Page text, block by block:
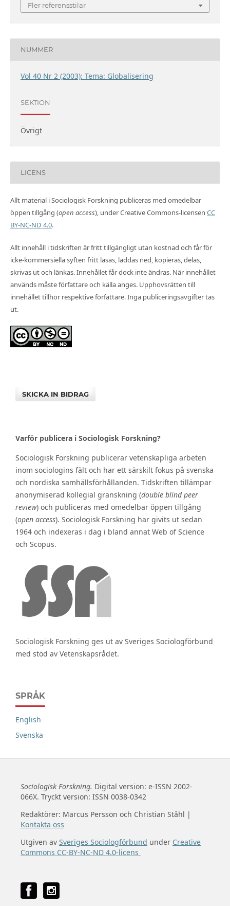
Fler referensstilar
NUMMER
Vol 40 Nr 2 (2003): Tema: Globalisering
SEKTION
Övrigt
LICENS
Allt material i Sociologisk Forskning publiceras med omedelbar
öppen tillgång (open access), under Creative Commons-licensen CC
BY-NC-ND 4.0.
Allt innehåll i tidskriften är fritt tillgängligt utan kostnad och får för
icke-kommersiella syften fritt läsas, laddas ned, kopieras, delas,
skrivas ut och länkas. Innehållet får dock inte ändras. När innehållet
används måste författare och källa anges. Upphovsrätten till
innehållet tillhör respektive författare. Inga publiceringsavgifter tas
ut.
SKICKA IN BIDRAG
Varför publicera i Sociologisk Forskning?
Sociologisk Forskning publicerar vetenskapliga arbeten
inom sociologins fält och har ett särskilt fokus på svenska
och nordiska samhällsförhållanden. Tidskriften tillämpar
anonymiserad kollegial granskning (double blind peer
review) och publiceras med omedelbar öppen tillgång
(open access). Sociologisk Forskning har givits ut sedan
1964 och indexeras i dag i bland annat Web of Science
och Scopus.
Sociologisk Forskning ges ut av Sveriges Sociologförbund
med stöd av Vetenskapsrådet.
SPRÅK
English
Svenska
Sociologisk Forskning. Digital version: e-ISSN 2002-
066X. Tryckt version: ISSN 0038-0342
Redaktörer: Marcus Persson och Christian Ståhl |
Kontakta oss
Utgiven av Sveriges Sociologförbund under Creative
Commons CC-BY-NC-ND 4.0-licens